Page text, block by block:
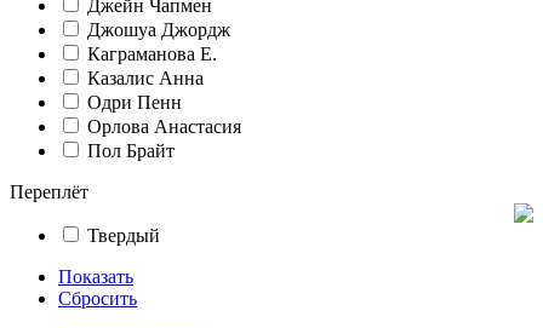
Джейн Чапмен
Джошуа Джордж
Каграманова Е.
Казалис Анна
Одри Пенн
Орлова Анастасия
Пол Брайт
Переплёт
Твердый
Показать
Сбросить